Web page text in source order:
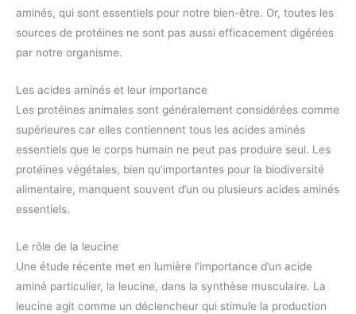
aminés, qui sont essentiels pour notre bien-être. Or, toutes les
sources de protéines ne sont pas aussi efficacement digérées
par notre organisme.
Les acides aminés et leur importance
Les protéines animales sont généralement considérées comme
supérieures car elles contiennent tous les acides aminés
essentiels que le corps humain ne peut pas produire seul. Les
protéines végétales, bien qu’importantes pour la biodiversité
alimentaire, manquent souvent d’un ou plusieurs acides aminés
essentiels.
Le rôle de la leucine
Une étude récente met en lumière l’importance d’un acide
aminé particulier, la leucine, dans la synthèse musculaire. La
leucine agit comme un déclencheur qui stimule la production